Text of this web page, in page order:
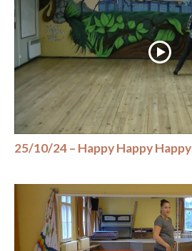
25/10/24 – Happy Happy Happy